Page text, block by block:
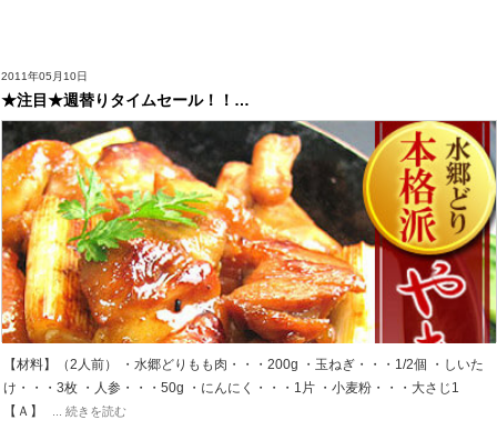
2011年05月10日
★注目★週替りタイムセール！！…
【材料】（2人前） ・水郷どりもも肉・・・200g ・玉ねぎ・・・1/2個 ・しいた
け・・・3枚 ・人参・・・50g ・にんにく・・・1片 ・小麦粉・・・大さじ1
【Ａ】
... 続きを読む